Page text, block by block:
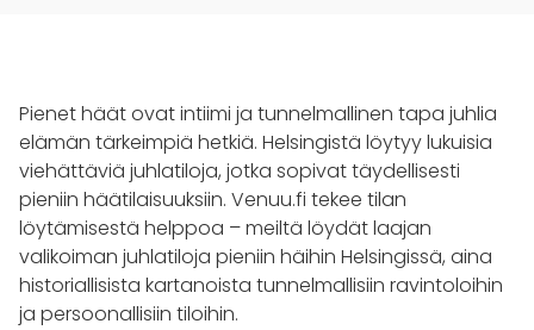
Pienet häät ovat intiimi ja tunnelmallinen tapa juhlia
elämän tärkeimpiä hetkiä. Helsingistä löytyy lukuisia
viehättäviä juhlatiloja, jotka sopivat täydellisesti
pieniin häätilaisuuksiin. Venuu.fi tekee tilan
löytämisestä helppoa – meiltä löydät laajan
valikoiman juhlatiloja pieniin häihin Helsingissä, aina
historiallisista kartanoista tunnelmallisiin ravintoloihin
ja persoonallisiin tiloihin.